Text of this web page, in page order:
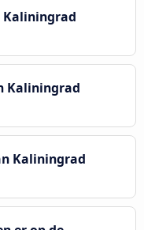
Kaliningrad
Kaliningrad
Kaliningrad